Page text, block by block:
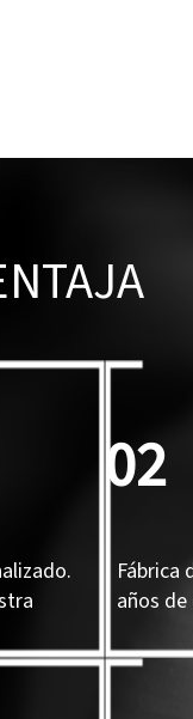
02
Fábrica
años de